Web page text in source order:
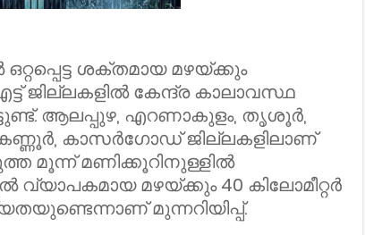
ശക്തമായ മഴയ്ക്കും
ജില്ലകളിൽ കേന്ദ്ര കാലാവസ്ഥ
ആലപ്പുഴ, എറണാകുളം, തൃശൂർ,
കണ്ണൂർ, കാസർഗോഡ് ജില്ലകളിലാണ്
മൂന്ന് മണിക്കൂറിനുള്ളിൽ
വ്യാപകമായ മഴയ്ക്കും 40 കിലോമീറ്റർ
മുന്നറിയിപ്പ്.